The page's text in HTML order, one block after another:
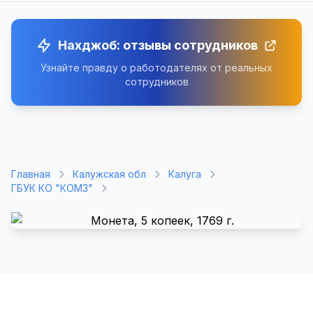
Нахджоб: отзывы сотрудников
Узнайте правду о работодателях от реальных
сотрудников
Главная Калужская обл
Калуга
ГБУК КО "КОМЗ"